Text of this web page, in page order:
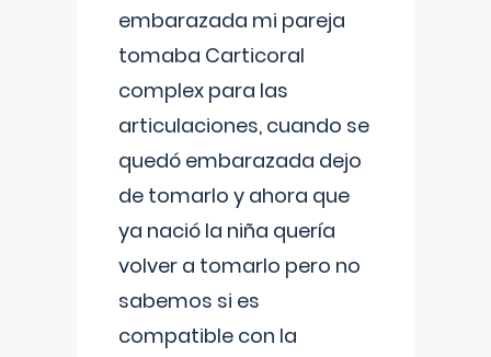
embarazada mi pareja
tomaba Carticoral
complex para las
articulaciones, cuando se
quedó embarazada dejo
de tomarlo y ahora que
ya nació la niña quería
volver a tomarlo pero no
sabemos si es
compatible con la